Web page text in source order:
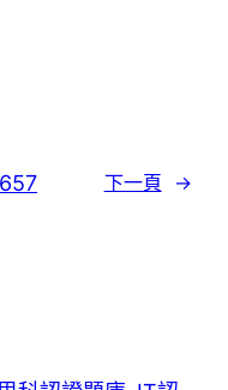
657 下一頁 →